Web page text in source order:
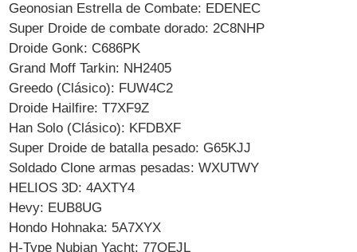
Geonosian Estrella de Combate: EDENEC
Super Droide de combate dorado: 2C8NHP
Droide Gonk: C686PK
Grand Moff Tarkin: NH2405
Greedo (Clásico): FUW4C2
Droide Hailfire: T7XF9Z
Han Solo (Clásico): KFDBXF
Super Droide de batalla pesado: G65KJJ
Soldado Clone armas pesadas: WXUTWY
HELIOS 3D: 4AXTY4
Hevy: EUB8UG
Hondo Hohnaka: 5A7XYX
H-Type Nubian Yacht: 77QEJL